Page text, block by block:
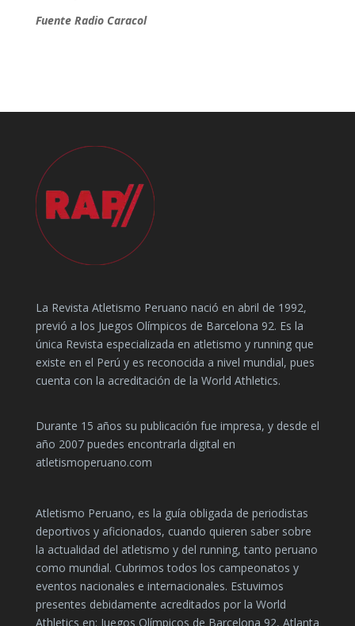
Fuente Radio Caracol
La Revista Atletismo Peruano nació en abril de 1992,
previó a los Juegos Olímpicos de Barcelona 92. Es la
única Revista especializada en atletismo y running que
existe en el Perú y es reconocida a nivel mundial, pues
cuenta con la acreditación de la World Athletics.
Durante 15 años su publicación fue impresa, y desde el
año 2007 puedes encontrarla digital en
atletismoperuano.com
Atletismo Peruano, es la guía obligada de periodistas
deportivos y aficionados, cuando quieren saber sobre
la actualidad del atletismo y del running, tanto peruano
como mundial. Cubrimos todos los campeonatos y
eventos nacionales e internacionales. Estuvimos
presentes debidamente acreditados por la World
Athletics en: Juegos Olímpicos de Barcelona 92, Atlanta